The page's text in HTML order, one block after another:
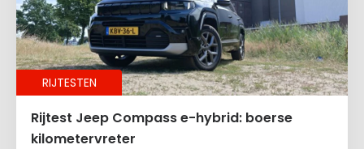
Voeg een reactie toe
Alternative:
RIJTESTEN
Rijtest Jeep Compass e-hybrid: boerse
kilometervreter